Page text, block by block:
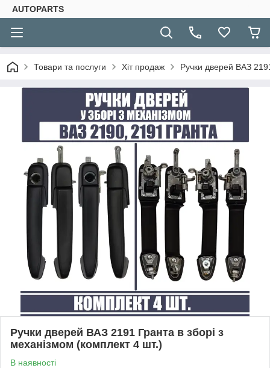
AUTOPARTS
Товари та послуги Хіт продаж Ручки дверей ВАЗ
Ручки дверей ВАЗ 2191 Гранта в зборі з
механізмом (комплект 4 шт.)
В наявності